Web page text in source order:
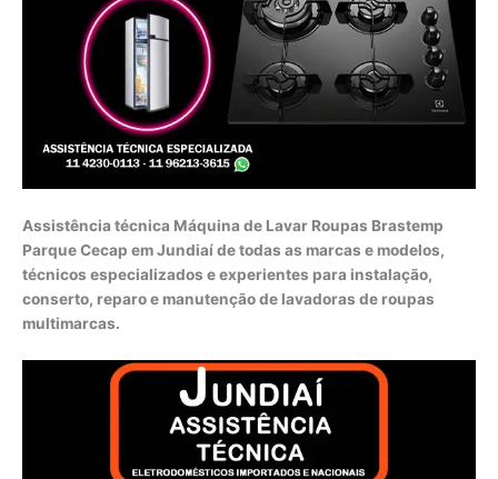
Assistência técnica Máquina de Lavar Roupas Brastemp
Parque Cecap em Jundiaí de todas as marcas e modelos,
técnicos especializados e experientes para instalação,
conserto, reparo e manutenção de lavadoras de roupas
multimarcas.